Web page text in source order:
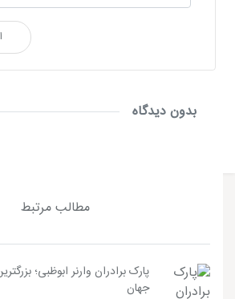
بدون دیدگاه
مطالب مرتبط
پارک برادران وارنر ابوظبی؛
جهان